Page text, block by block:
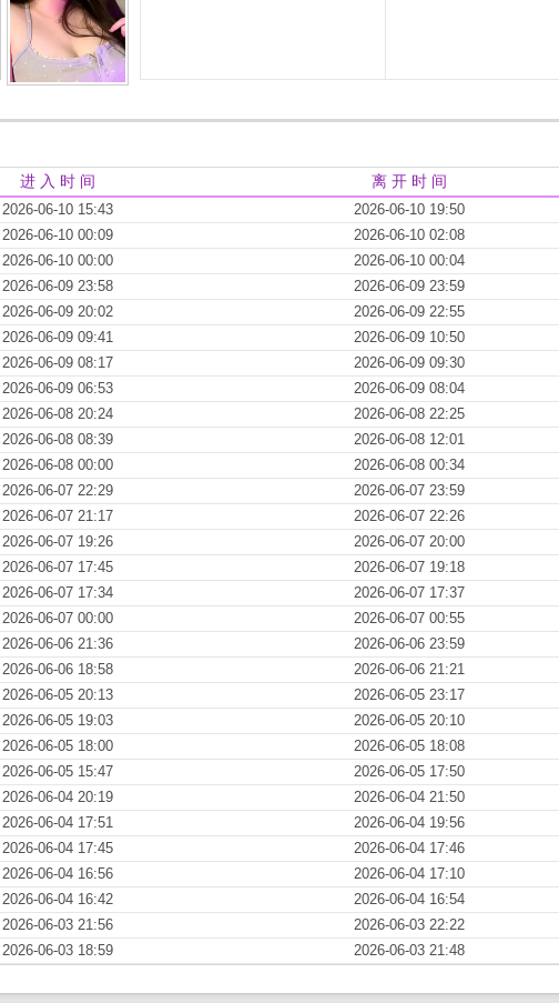
进 入 时 间 离 开 时 间
2026-06-10 15:43 2026-06-10 19:50
2026-06-10 00:09 2026-06-10 02:08
2026-06-10 00:00 2026-06-10 00:04
2026-06-09 23:58 2026-06-09 23:59
2026-06-09 20:02 2026-06-09 22:55
2026-06-09 09:41 2026-06-09 10:50
2026-06-09 08:17 2026-06-09 09:30
2026-06-09 06:53 2026-06-09 08:04
2026-06-08 20:24 2026-06-08 22:25
2026-06-08 08:39 2026-06-08 12:01
2026-06-08 00:00 2026-06-08 00:34
2026-06-07 22:29 2026-06-07 23:59
2026-06-07 21:17 2026-06-07 22:26
2026-06-07 19:26 2026-06-07 20:00
2026-06-07 17:45 2026-06-07 19:18
2026-06-07 17:34 2026-06-07 17:37
2026-06-07 00:00 2026-06-07 00:55
2026-06-06 21:36 2026-06-06 23:59
2026-06-06 18:58 2026-06-06 21:21
2026-06-05 20:13 2026-06-05 23:17
2026-06-05 19:03 2026-06-05 20:10
2026-06-05 18:00 2026-06-05 18:08
2026-06-05 15:47 2026-06-05 17:50
2026-06-04 20:19 2026-06-04 21:50
2026-06-04 17:51 2026-06-04 19:56
2026-06-04 17:45 2026-06-04 17:46
2026-06-04 16:56 2026-06-04 17:10
2026-06-04 16:42 2026-06-04 16:54
2026-06-03 21:56 2026-06-03 22:22
2026-06-03 18:59 2026-06-03 21:48